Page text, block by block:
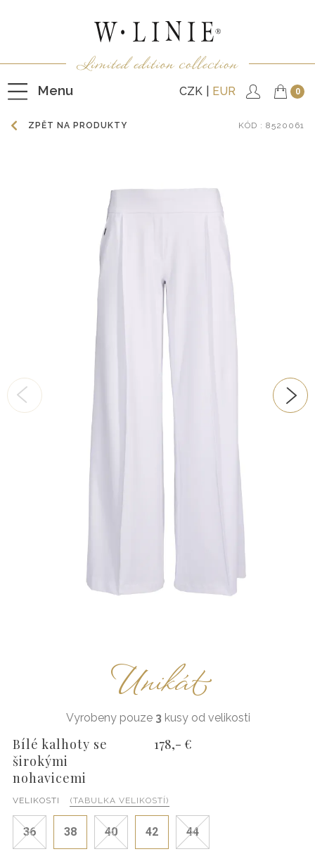
Menu CZK EUR 0
NEPODŠITÉ KABÁTKY
PODŠITÉ KABÁTKY
KABÁTY, BUNDY
DOPLŇKY
DÁRKOVÉ POUKAZY
ZPĚT NA PRODUKTY KÓD : 8520061
Unikát
Vyrobeny pouze 3 kusy od velikosti
Bílé kalhoty se
širokými
nohavicemi
178,- €
VELIKOSTI (TABULKA VELIKOSTÍ)
36 38 40 42 44